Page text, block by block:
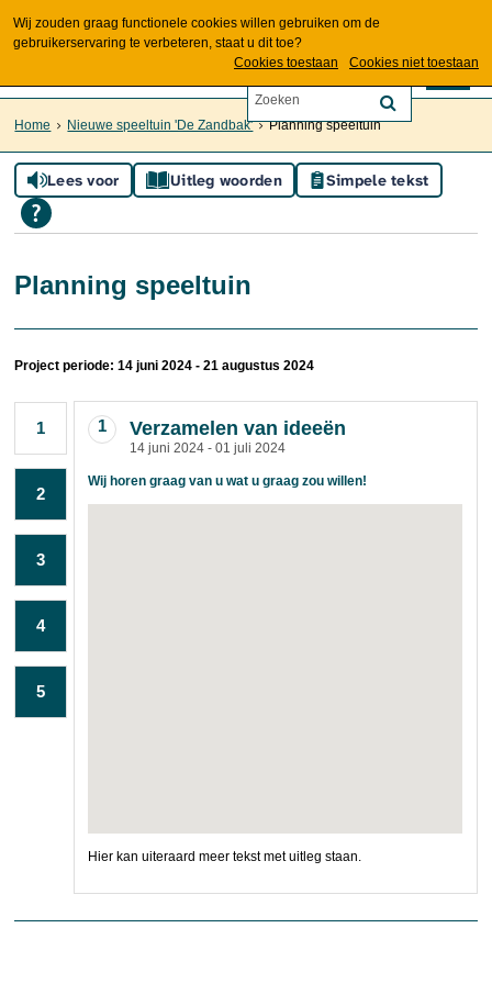
Wij zouden graag functionele cookies willen gebruiken om de
gebruikerservaring te verbeteren, staat u dit toe?
Cookies toestaan
Cookies niet toestaan
Home Nieuwe speeltuin 'De Zandbak' Planning speeltuin
Lees voor Uitleg woorden Simpele tekst
Planning speeltuin
Project periode: 14 juni 2024 - 21 augustus 2024
1
2
3
4
5
1 Verzamelen van ideeën
14 juni 2024 - 01 juli 2024
Wij horen graag van u wat u graag zou willen!
Hier kan uiteraard meer tekst met uitleg staan.